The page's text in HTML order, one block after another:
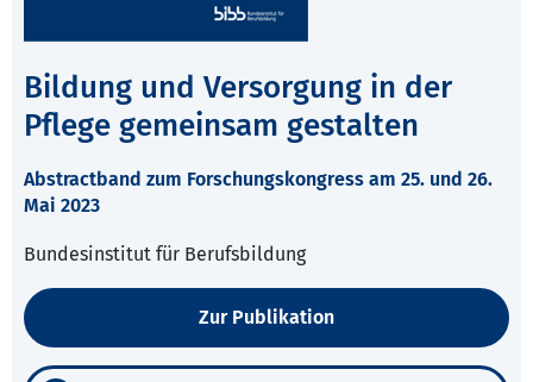
Bildung und Versorgung in der
Pflege gemeinsam gestalten
Abstractband zum Forschungskongress am 25. und 26.
Mai 2023
Bundesinstitut für Berufsbildung
Zur Publikation